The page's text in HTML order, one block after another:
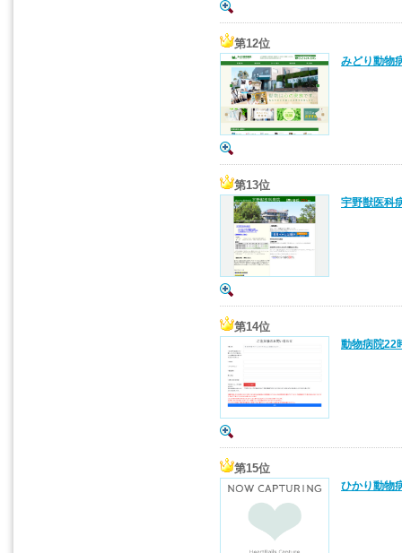
第12位
みどり動物
第13位
宇野獣医科
第14位
動物病院22
第15位
ひかり動物